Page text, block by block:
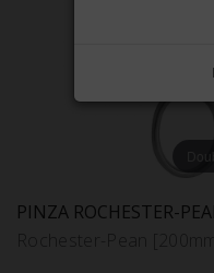
PINZA ROCHESTER-